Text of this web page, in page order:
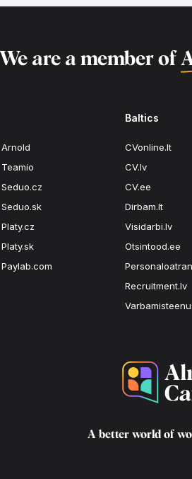
We are a member of
Arnold
Teamio
Seduo.cz
Seduo.sk
Platy.cz
Platy.sk
Paylab.com
Baltics
CVonline.lt
CV.lv
CV.ee
Dirbam.It
Visidarbi.lv
Otsintood.ee
Recruitment.lv
A better world of